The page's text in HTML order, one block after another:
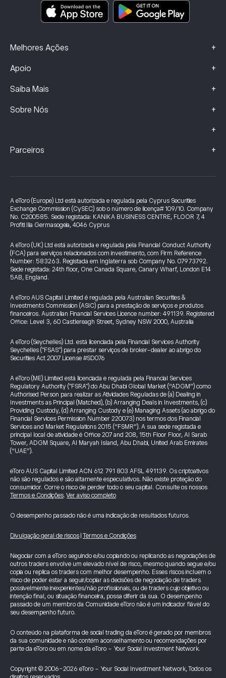
Melhores Ações +
Apoio +
Saiba Mais +
Sobre Nós +
+
Dados sobre Queixas (Clientes FCA)
Parceiros +
A eToro (Europe) Ltd está autorizada e regulada pela Cyprus Securities
Exchange Commission (CySEC) sob o número de licença# 109/10. Company
No. C200585. Sede registada: KANIKA BUSINESS CENTRE, FLOOR 7, 4
Profiti Ilia Germasogeia, 4046 Cyprus
A eToro (UK) Ltd está autorizada e regulada pela Financial Conduct Authority
(FCA) para serviços relacionados com investimento, com Firm Reference
Number: 583263. Registada em Inglaterra sob Company No. 07973792.
Sede registada: 24th floor, One Canada Square, Canary Wharf, London E14
5AB, England.
A eToro AUS Capital Limited é regulada pela Australian Securities &
Investments Commission (ASIC) para a prestação de serviços e produtos
financeiros. Australian Financial Services Licence number: 491139. Registered
Office: Level 3, 60 Castlereagh Street, Sydney NSW 2000, Australia
A eToro (Seychelles) Ltd. está licenciada pela Financial Services Authority
Seychelles ("FSAS") para prestar serviços de broker-dealer ao abrigo do
Securities Act 2007 License #SD076
A eToro (ME) Limited está licenciada e regulada pela Financial Services
Regulatory Authority ("FSRA") do Abu Dhabi Global Market (“ADGM”) como
Authorised Person para realizar as Atividades Reguladas de (a) Dealing in
Investments as Principal (Matched), (b) Arranging Deals in Investments, (c)
Providing Custody, (d) Arranging Custody e (e) Managing Assets (ao abrigo do
Financial Services Permission Number 220073) nos termos dos Financial
Services and Market Regulations 2015 (“FSMR”). A sua sede registada e
principal local de atividade é Office 207 and 208, 15th Floor Floor, Al Sarab
Tower, ADGM Square, Al Maryah Island, Abu Dhabi, United Arab Emirates
(“UAE”).
eToro AUS Capital Limited ACN 612 791 803 AFSL 491139. Os criptoativos
não são regulados e são altamente especulativos. Não existe proteção do
consumidor. Corre o risco de perder todo o seu capital. Consulte os nossos
Termos e Condições.Ver aviso completo
O desempenho passado não é uma indicação de resultados futuros.
Divulgação geral de riscos Termos e Condições
Negociar com a eToro seguindo e/ou copiando ou replicando as negociações de
outros traders envolve um elevado nível de risco, mesmo quando segue e/ou
copia ou replica os traders com melhor desempenho. Esses riscos incluem o
risco de poder estar a seguir/copiar as decisões de negociação de traders
possivelmente inexperientes/não profissionais, ou de traders cujo objetivo ou
intenção final, ou situação financeira, possa diferir da sua. O desempenho
passado de um membro da Comunidade eToro não é um indicador fiável do
seu desempenho futuro.
O conteúdo na plataforma de social trading da eToro é gerado por membros
da sua comunidade e não contém aconselhamento ou recomendações por
parte da eToro ou em nome da eToro - Your Social Investment Network.
Copyright © 2006-2026 eToro - Your Social Investment Network, Todos os